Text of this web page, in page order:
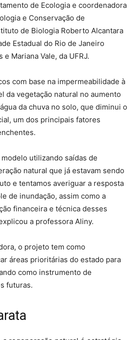
de Ecologia e coordenadora
e Conservação de
de Biologia Roberto Alcantara
Estadual do Rio de Janeiro
Mariana Vale, da UFRJ.
com base na impermeabilidade à
da vegetação natural no aumento
da chuva no solo, que diminui o
um dos principais fatores
utilizando saídas de
natural que já estavam sendo
e tentamos averiguar a resposta
de inundação, assim como a
financeira e técnica desses
a professora Aliny.
o projeto tem como
áreas prioritárias do estado para
como instrumento de
futuras.